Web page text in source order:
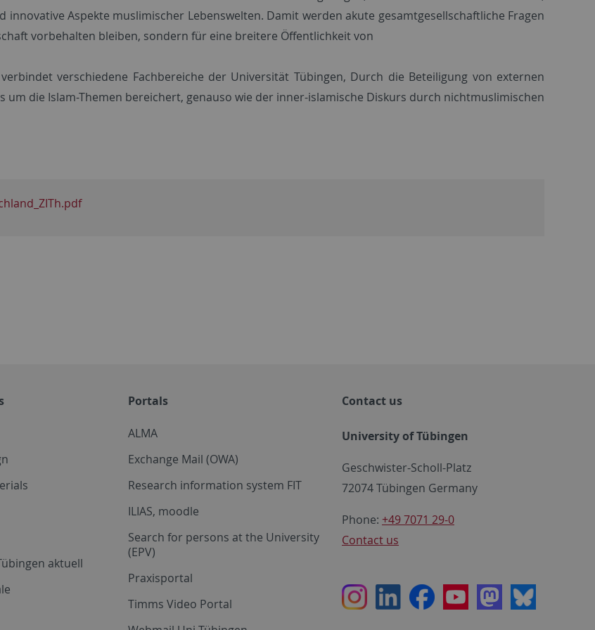
Aspekte muslimischer Lebenswelten. Damit werden akute gesamtgesellschaftliche Fragen
vorbehalten bleiben, sondern für eine breitere Öffentlichkeit von
verschiedene Fachbereiche der Universität Tübingen, Durch die Beteiligung von externen
die Islam-Themen bereichert, genauso wie der inner-islamische Diskurs durch nichtmuslimischen
aktuell
Portals
ALMA
Exchange Mail (OWA)
Research information system FIT
ILIAS, moodle
Search for persons at the University
(EPV)
Praxisportal
Timms Video Portal
Contact us
University of Tübingen
Geschwister-Scholl-Platz
72074 Tübingen Germany
Phone: +49 7071 29-0
Contact us
InstagramLinkedInFacebookYoutubeMastodon
Bluesky